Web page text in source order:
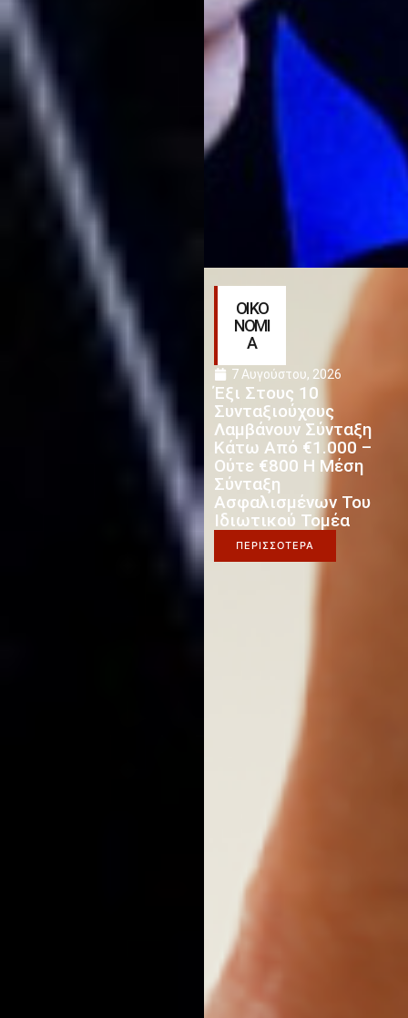
ΟΙΚΟ
ΝΟΜΙ
Α
7 Αυγούστου, 2026
Έξι Στους 10
Συνταξιούχους
Λαμβάνουν Σύνταξη
Κάτω Από €1.000 –
Ούτε €800 Η Μέση
Σύνταξη
Ασφαλισμένων Του
Ιδιωτικού Τομέα
ΠΕΡΙΣΣΟΤΕΡΑ